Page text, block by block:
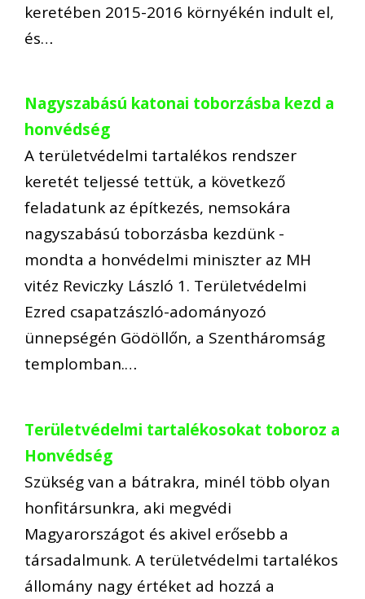
keretében 2015-2016 környékén indult el,
és…
Nagyszabású katonai toborzásba kezd a
honvédség
A területvédelmi tartalékos rendszer
keretét teljessé tettük, a következő
feladatunk az építkezés, nemsokára
nagyszabású toborzásba kezdünk -
mondta a honvédelmi miniszter az MH
vitéz Reviczky László 1. Területvédelmi
Ezred csapatzászló-adományozó
ünnepségén Gödöllőn, a Szentháromság
templomban.…
Területvédelmi tartalékosokat toboroz a
Honvédség
Szükség van a bátrakra, minél több olyan
honfitársunkra, aki megvédi
Magyarországot és akivel erősebb a
társadalmunk. A területvédelmi tartalékos
állomány nagy értéket ad hozzá a